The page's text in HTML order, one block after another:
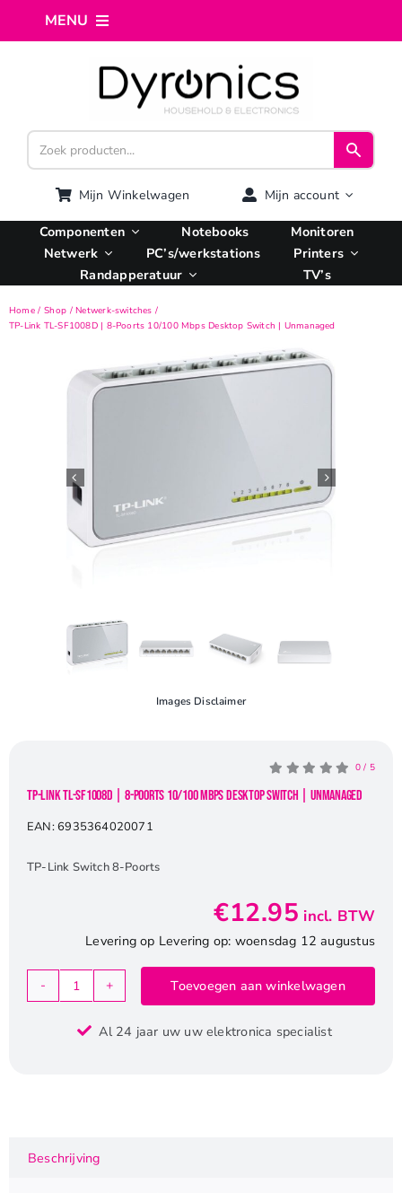
MENU
Webshop
Computer reparatie
AI Integratie
Hosting
Managed VPS
Contact
Mijn Winkelwagen Mijn account
Componenten Notebooks
Monitoren
Netwerk
PC’s/werkstations
Printers
Randapperatuur
TV’s
Home Shop
Netwerk-switches
TP-Link TL-SF1008D | 8-Poorts 10/100 Mbps Desktop Switch | Unmanaged
Images Disclaimer
0 / 5
TP-Link TL-SF1008D | 8-Poorts 10/100 Mbps Desktop Switch | Unmanaged
EAN:6935364020071
TP-Link Switch 8-Poorts
€12.95 incl. BTW
Levering op Levering op: woensdag 12 augustus
TP-
TL-
Mbps
Desktop
Toevoegen aan winkelwagen
Al 24 jaar uw uw elektronica specialist
Beschrijving